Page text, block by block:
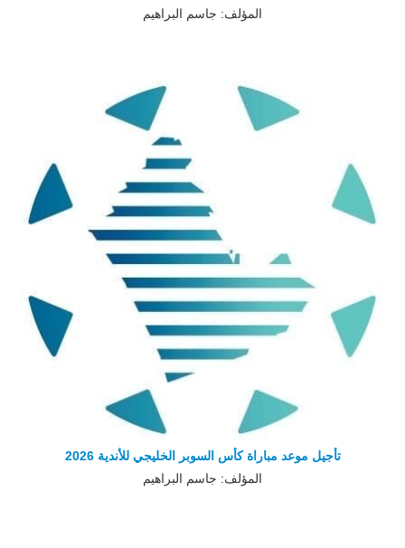
المؤلف: جاسم البراهيم
تأجيل موعد مباراة كأس السوبر الخليجي للأندية 2026
المؤلف: جاسم البراهيم